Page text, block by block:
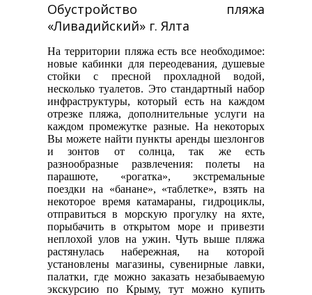
Обустройство пляжа
«Ливадийский» г. Ялта
На территории пляжа есть все необходимое:
новые кабинки для переодевания, душевые
стойки с пресной прохладной водой,
несколько туалетов. Это стандартный набор
инфраструктуры, который есть на каждом
отрезке пляжа, дополнительные услуги на
каждом промежутке разные. На некоторых
Вы можете найти пункты аренды шезлонгов
и зонтов от солнца, так же есть
разнообразные развлечения: полеты на
парашюте, «рогатка», экстремальные
поездки на «банане», «таблетке», взять на
некоторое время катамараны, гидроциклы,
отправиться в морскую прогулку на яхте,
порыбачить в открытом море и привезти
неплохой улов на ужин. Чуть выше пляжа
растянулась набережная, на которой
установлены магазины, сувенирные лавки,
палатки, где можно заказать незабываемую
экскурсию по Крыму, тут можно купить